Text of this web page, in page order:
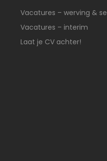
Vacatures – werving &
Vacatures – interim
Laat je CV achter!